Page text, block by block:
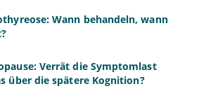
Wann behandeln, wann
Verrät die Symptomlast
über die spätere Kognition?